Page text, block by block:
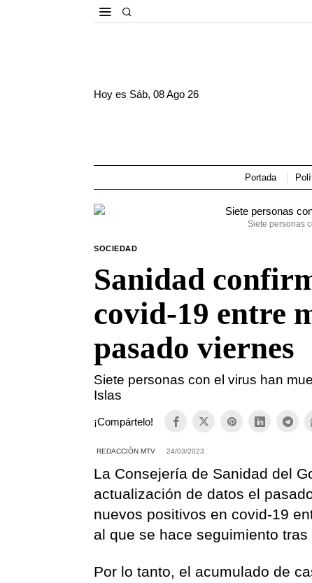
Hoy es Sáb, 08 Ago 26
Portada
Siete personas
SOCIEDAD
Sanidad
covid-19 entre
pasado viernes
Siete personas con el virus han
Islas
¡Compártelo!
REDACCIÓN MTV 24/03/2023
La Consejería de Sanidad del
actualización de datos el
nuevos positivos en covid-19
al que se hace seguimiento
Por lo tanto, el acumulado de